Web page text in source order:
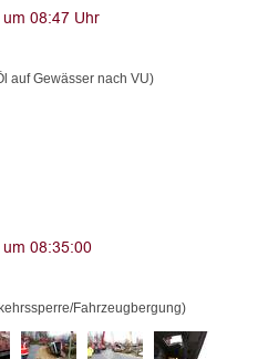
auf Gewässer nach VU)
Fahrzeugbergung)